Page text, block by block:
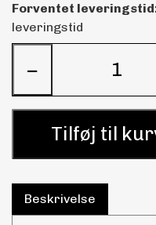
Forventet
leveringstid
−
Tilføj til
Beskrivelse